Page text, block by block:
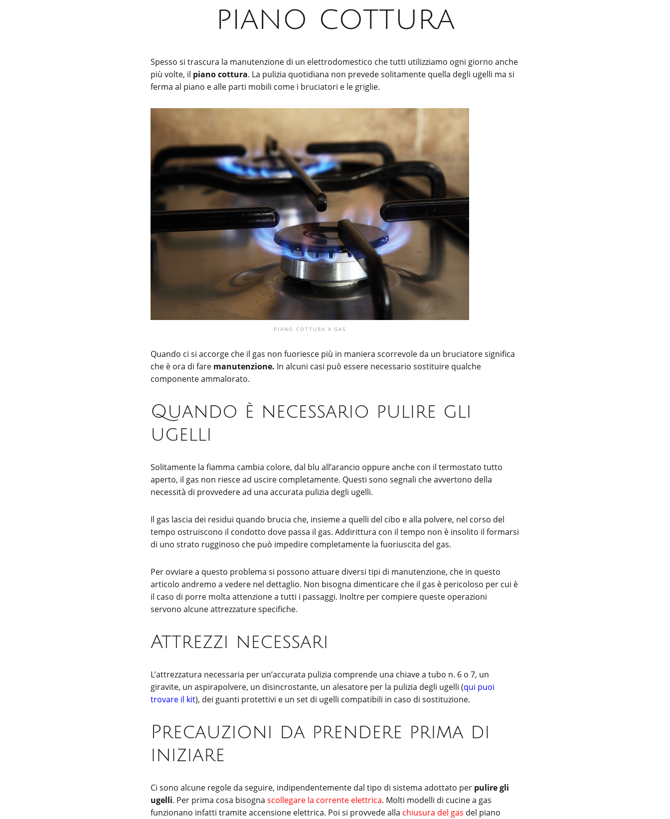
piano cottura
Spesso si trascura la manutenzione di un elettrodomestico che tutti utilizziamo ogni giorno anche
più volte, il piano cottura. La pulizia quotidiana non prevede solitamente quella degli ugelli ma si
ferma al piano e alle parti mobili come i bruciatori e le griglie.
PIANO COTTURA A GAS
Quando ci si accorge che il gas non fuoriesce più in maniera scorrevole da un bruciatore significa
che è ora di fare manutenzione. In alcuni casi può essere necessario sostituire qualche
componente ammalorato.
Quando è necessario pulire gli
ugelli
Solitamente la fiamma cambia colore, dal blu all’arancio oppure anche con il termostato tutto
aperto, il gas non riesce ad uscire completamente. Questi sono segnali che avvertono della
necessità di provvedere ad una accurata pulizia degli ugelli.
Il gas lascia dei residui quando brucia che, insieme a quelli del cibo e alla polvere, nel corso del
tempo ostruiscono il condotto dove passa il gas. Addirittura con il tempo non è insolito il formarsi
di uno strato rugginoso che può impedire completamente la fuoriuscita del gas.
Per ovviare a questo problema si possono attuare diversi tipi di manutenzione, che in questo
articolo andremo a vedere nel dettaglio. Non bisogna dimenticare che il gas è pericoloso per cui è
il caso di porre molta attenzione a tutti i passaggi. Inoltre per compiere queste operazioni
servono alcune attrezzature specifiche.
Attrezzi necessari
L’attrezzatura necessaria per un’accurata pulizia comprende una chiave a tubo n. 6 o 7, un
giravite, un aspirapolvere, un disincrostante, un alesatore per la pulizia degli ugelli (qui puoi
trovare il kit), dei guanti protettivi e un set di ugelli compatibili in caso di sostituzione.
Precauzioni da prendere prima di
iniziare
Ci sono alcune regole da seguire, indipendentemente dal tipo di sistema adottato per pulire gli
ugelli. Per prima cosa bisogna scollegare la corrente elettrica. Molti modelli di cucine a gas
funzionano infatti tramite accensione elettrica. Poi si provvede alla chiusura del gas del piano